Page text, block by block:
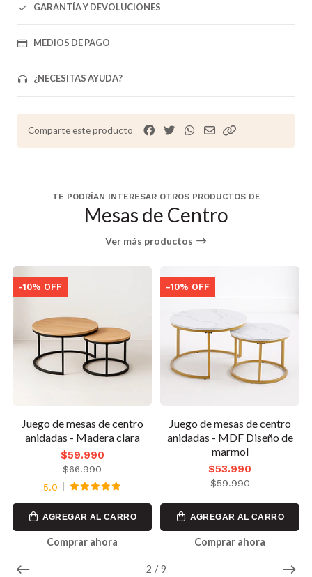
GARANTÍA Y DEVOLUCIONES
MEDIOS DE PAGO
¿NECESITAS AYUDA?
Comparte este producto
TE PODRÍAN INTERESAR OTROS PRODUCTOS DE
Mesas de Centro
Ver más productos
2 / 9
-10% OFF
Juego de mesas de centro
anidadas - Madera clara
$59.990
$66.990
5.0
AGREGAR AL CARRO
Comprar ahora
-10% OFF
Juego de mesas de centro
anidadas - MDF Diseño de
marmol
$53.990
$59.990
AGREGAR AL CARRO
Comprar ahora